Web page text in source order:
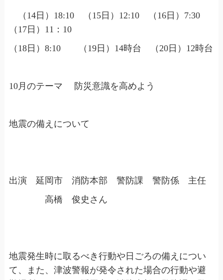
（14日）18:10 （15日）12:10 （16日）7:30
（17日）11：10
（18日）8:10 （19日）14時台 （20日）12時台
10月のテーマ 防災意識を高めよう
地震の備えについて
出演 延岡市 消防本部 警防課 警防係 主任
高橋 俊史さん
地震発生時に取るべき行動や日ごろの備えについ
て、また、津波警報が発令された場合の行動や避